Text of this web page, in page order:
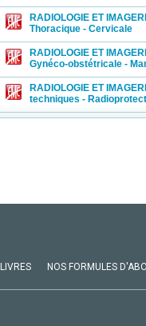
RADIOLOGIE ET
Thoracique - Cervicale
RADIOLOGIE ET
Gynéco-obstétricale -
RADIOLOGIE ET
techniques -
LIVRES NOS FORMULES